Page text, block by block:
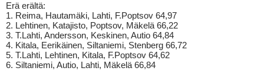
Erä erältä:
1. Reima, Hautamäki, Lahti, F.Poptsov 64,97
2. Lehtinen, Katajisto, Poptsov, Mäkelä 66,22
3. T.Lahti, Andersson, Keskinen, Autio 64,84
4. Kitala, Eerikäinen, Siltaniemi, Stenberg 66,72
5. T.Lahti, Lehtinen, Kitala, F.Poptsov 64,62
6. Siltaniemi, Autio, Lahti, Mäkelä 66,84